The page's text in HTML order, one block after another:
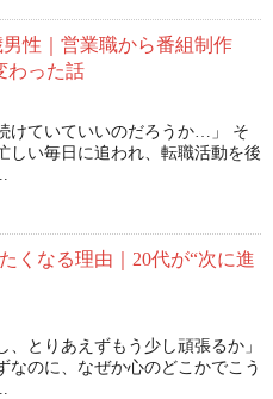
男性｜営業職から番組制作
わった話
けていていいのだろうか…」 そ
しい毎日に追われ、転職活動を後
くなる理由｜20代が“次に進
、とりあえずもう少し頑張るか」
なのに、なぜか心のどこかでこう